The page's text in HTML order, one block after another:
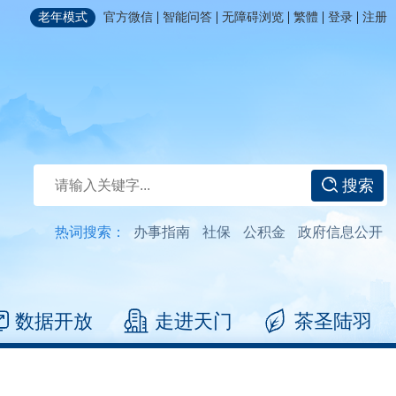
老年模式 官方微信 | 智能问答 | 无障碍浏览 | 繁體 | 登录 | 注册
搜索
热词搜索： 办事指南 社保 公积金 政府信息公开
数据开放 走进天门 茶圣陆羽